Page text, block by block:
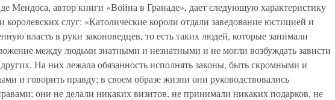
Мендоса, автор книги «Война в Гранаде», дает следующую характеристику
королевских слуг: «Католические короли отдали заведование юстицией и
власть в руки законоведцев, то есть таких людей, которые занимали
между людьми знатными и незнатными и не могли возбуждать зависти
На них лежала обязанность исполнять законы, быть скромными и
и говорить правду; в своем образе жизни они руководствовались
они не делали никаких визитов, не принимали никаких подарков, не